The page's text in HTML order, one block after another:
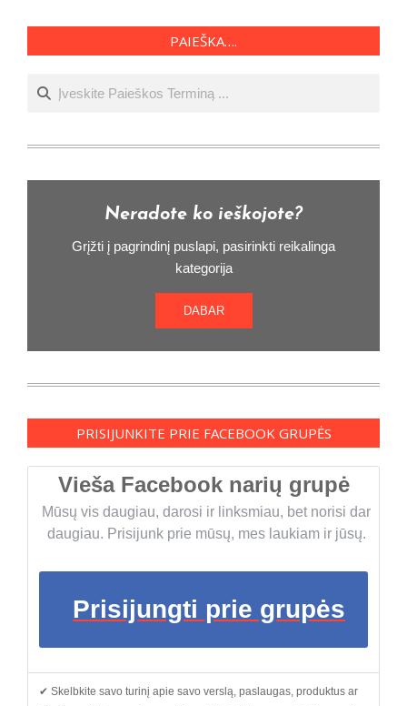
PAIEŠKA….
Ieškoti
Neradote ko ieškojote?
Grįžti į pagrindinį puslapi, pasirinkti reikalinga
kategorija
DABAR
PRISIJUNKITE PRIE FACEBOOK GRUPĖS
Vieša Facebook narių grupė
Mūsų vis daugiau, darosi ir linksmiau, bet norisi dar
daugiau. Prisijunk prie mūsų, mes laukiam ir jūsų.
Prisijungti prie grupės
✔ Skelbkite savo turinį apie savo verslą, paslaugas, produktus ar